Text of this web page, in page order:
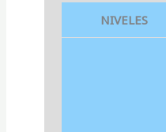
NIVELES